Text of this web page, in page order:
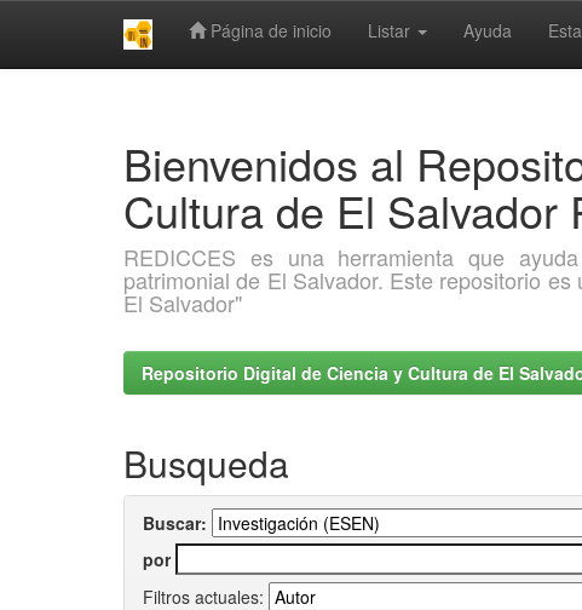
Página de inicio Listar Ayuda
Bienvenidos al
Cultura de El Salvador
REDICCES es una herramienta que
patrimonial de El Salvador. Este repositorio
El Salvador"
Repositorio Digital de Ciencia y Cultura de El
Busqueda
Buscar:
por
Filtros actuales: